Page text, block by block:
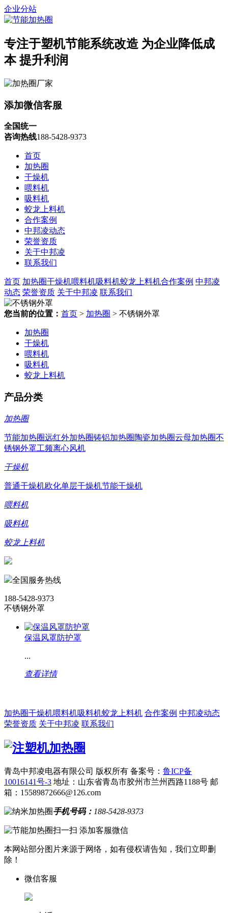
企业分站
专注于塑机节能系统改造 为企业降低成
本 提升利润
添加微信客服
全国统一
咨询热线188-5428-9373
首页
加热圈
干燥机
喂料机
吸料机
蛟龙上料机
合作案例
中邦凌动态
荣誉资质
关于中邦凌
联系我们
首页 加热圈干燥机喂料机吸料机蛟龙上料机合作案例 中邦凌
动态 荣誉资质 关于中邦凌 联系我们
您当前的位置： 首页 > 加热圈 > 不锈钢外罩
加热圈
干燥机
喂料机
吸料机
蛟龙上料机
产品分类
加热圈
节能加热圈远红外加热圈铸铝加热圈 陶瓷加热圈云母加热圈不
锈钢外罩工频离心风机
干燥机
普通干燥机欧化单层干燥机节能干燥机
喂料机
吸料机
蛟龙上料机
全国服务热线
188-5428-9373
不锈钢外罩
保温风罩防护罩
...
查看详情
加热圈干燥机喂料机吸料机蛟龙上料机 合作案例 中邦凌动态
荣誉资质 关于中邦凌 联系我们
青岛中邦凌电器有限公司 版权所有 备案号： 鲁ICP备
10016141号-3 地址：山东省青岛市胶州市兰州西路1188号 邮
箱：15589872666@126.com
手机号码： 188-5428-9373
扫一扫 添加客服微信
本网站部分图片来源于网络，如有侵权请告知，我们立即删
除！
微信客服